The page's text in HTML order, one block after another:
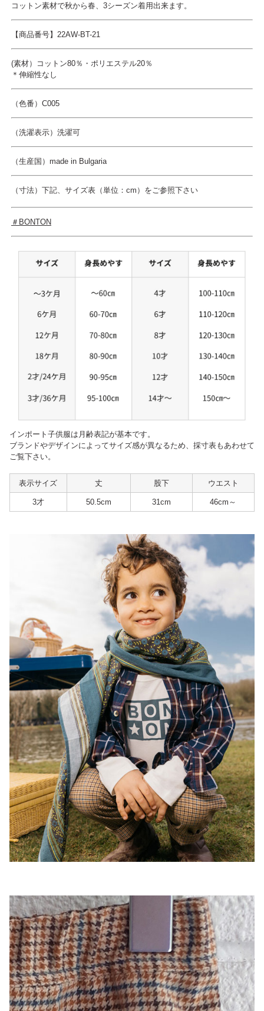
コットン素材で秋から春、3シーズン着用出来ます。
【商品番号】 22AW-BT-21
(素材）コットン80％・ポリエステル20％
＊伸縮性なし
（色番）C005
（洗濯表示）洗濯可
（生産国）made in Bulgaria
（寸法） 下記、サイズ表（単位：cm）をご参照下さい
＃BONTON
インポート子供服は月齢表記が基本です。
ブランドやデザインによってサイズ感が異なるため、採寸表もあわせて
ご覧下さい。
表示サイズ 丈 股下 ウエスト
3才 50.5cm 31cm 46cm～